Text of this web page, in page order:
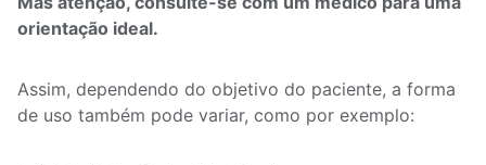
orientação ideal.
Assim, dependendo do objetivo do paciente, a forma
de uso também pode variar, como por exemplo: